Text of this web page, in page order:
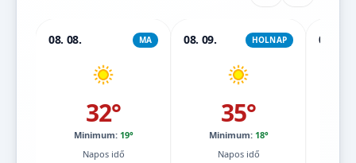
08. 08. MA
32°
Minimum: 19°
Napos idő
08. 09. HOLNAP
35°
Minimum: 18°
Napos idő
08. 10.